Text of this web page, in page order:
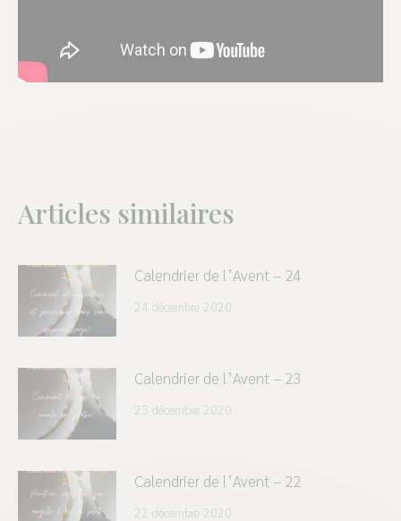
Articles similaires
Calendrier de l’Avent – 24
24 décembre 2020
Calendrier de l’Avent – 23
23 décembre 2020
Calendrier de l’Avent – 22
22 décembre 2020